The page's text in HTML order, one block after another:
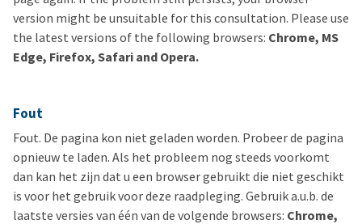
version might be unsuitable for this consultation. Please use
the latest versions of the following browsers: Chrome, MS
Edge, Firefox, Safari and Opera.
Fout
Fout. De pagina kon niet geladen worden. Probeer de pagina
opnieuw te laden. Als het probleem nog steeds voorkomt
dan kan het zijn dat u een browser gebruikt die niet geschikt
is voor het gebruik voor deze raadpleging. Gebruik a.u.b. de
laatste versies van één van de volgende browsers: Chrome,